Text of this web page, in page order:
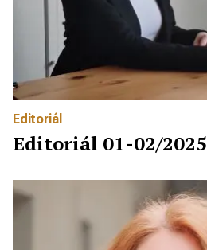
Editoriál
Editoriál 01-02/2025